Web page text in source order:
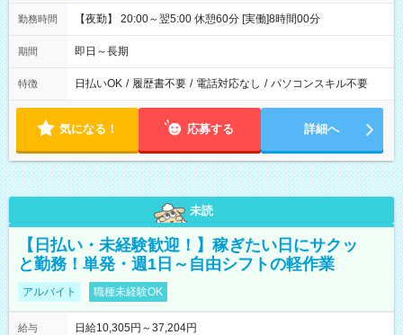
勤務時間 【夜勤】 20:00～翌5:00 休憩60分 [実働]8時間00分
期間 即日～長期
特徴 日払いOK / 履歴書不要 / 電話対応なし / パソコンスキル不要
気になる！ 応募する 詳細へ
未読
【日払い・未経験歓迎！】稼ぎたい日にサクッ
と勤務！単発・週1日～自由シフトの軽作業
アルバイト 職種未経験OK
給与
日給10,305円～37,204円